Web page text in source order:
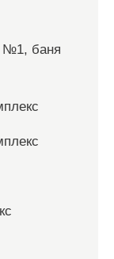
№1, баня